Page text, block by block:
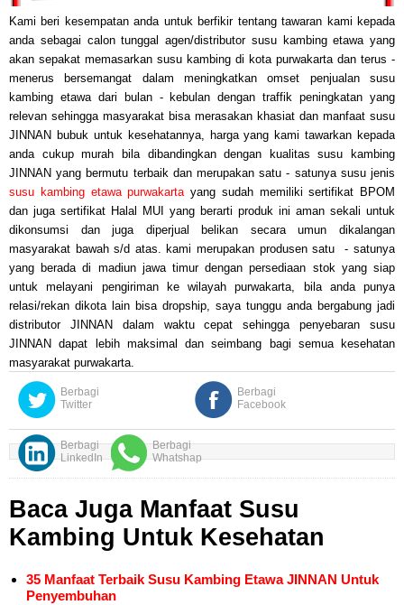
Kami beri kesempatan anda untuk berfikir tentang tawaran kami kepada
anda sebagai calon tunggal agen/distributor susu kambing etawa yang
akan sepakat memasarkan susu kambing di kota purwakarta dan terus -
menerus bersemangat dalam meningkatkan omset penjualan susu
kambing etawa dari bulan - kebulan dengan traffik peningkatan yang
relevan sehingga masyarakat bisa merasakan khasiat dan manfaat susu
JINNAN bubuk untuk kesehatannya, harga yang kami tawarkan kepada
anda cukup murah bila dibandingkan dengan kualitas susu kambing
JINNAN yang bermutu terbaik dan merupakan satu - satunya susu jenis
susu kambing etawa purwakarta yang sudah memiliki sertifikat BPOM
dan juga sertifikat Halal MUI yang berarti produk ini aman sekali untuk
dikonsumsi dan juga diperjual belikan secara umun dikalangan
masyarakat bawah s/d atas
kami merupakan produsen satu - satunya
yang berada di madiun jawa timur dengan persediaan stok yang siap
untuk melayani pengiriman ke wilayah purwakarta, bila anda punya
relasi/rekan dikota lain bisa dropship, saya tunggu anda bergabung jadi
distributor JINNANdalam waktu cepat sehingga penyebaran susu
JINNANdapat lebih maksimal dan seimbang bagi semua kesehatan
masyarakat purwakarta.
Berbagi
Facebook
Berbagi
Twitter
Berbagi
LinkedIn
Berbagi
Whatshap
Baca Juga Manfaat Susu
Kambing Untuk Kesehatan
35 Manfaat Terbaik Susu Kambing Etawa JINNAN Untuk
Penyembuhan